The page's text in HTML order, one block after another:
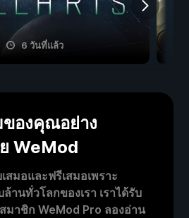
6 วันที่แล้ว
ของคุณอย่าง
WeMod
สมอและฟรีเสมอเพราะ
านทั่วโลกของเรา เราได้รับ
มาชิก WeMod Pro ลองอ่าน